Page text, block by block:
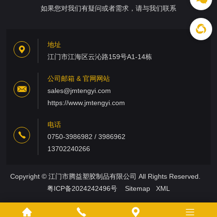
如果您对我们有疑问或者需求，请与我们联系
地址
江门市江海区云沁路159号A1-14栋
公司邮箱 & 官网网站
sales@jmtengyi.com
https://www.jmtengyi.com
电话
0750-3986982 / 3986962
13702240266
Copyright © 江门市腾益塑胶制品有限公司 All Rights Reserved.
粤ICP备2024242496号
Sitemap XML